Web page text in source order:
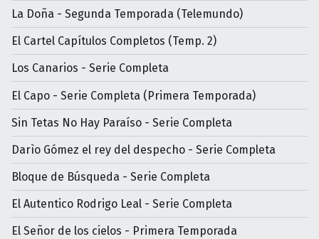
La Doña - Segunda Temporada (Telemundo)
El Cartel Capítulos Completos (Temp. 2)
Los Canarios - Serie Completa
El Capo - Serie Completa (Primera Temporada)
Sin Tetas No Hay Paraíso - Serie Completa
Darìo Gómez el rey del despecho - Serie Completa
Bloque de Búsqueda - Serie Completa
El Autentico Rodrigo Leal - Serie Completa
El Señor de los cielos - Primera Temporada